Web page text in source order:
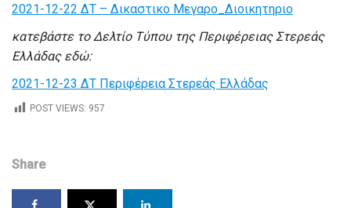
2021-12-22 ΔΤ – Δικαστικο Μεγαρο_Διοικητηριο
κατεβάστε το Δελτίο Τύπου της Περιφέρειας Στερεάς
Ελλάδας εδώ:
2021-12-23 ΔΤ Περιφέρεια Στερεάς Ελλάδας
POST VIEWS: 957
Share